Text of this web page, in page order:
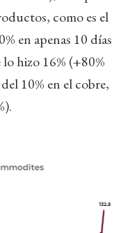
como es el
en apenas 10 días
hizo 16% (+80%
10% en el cobre,